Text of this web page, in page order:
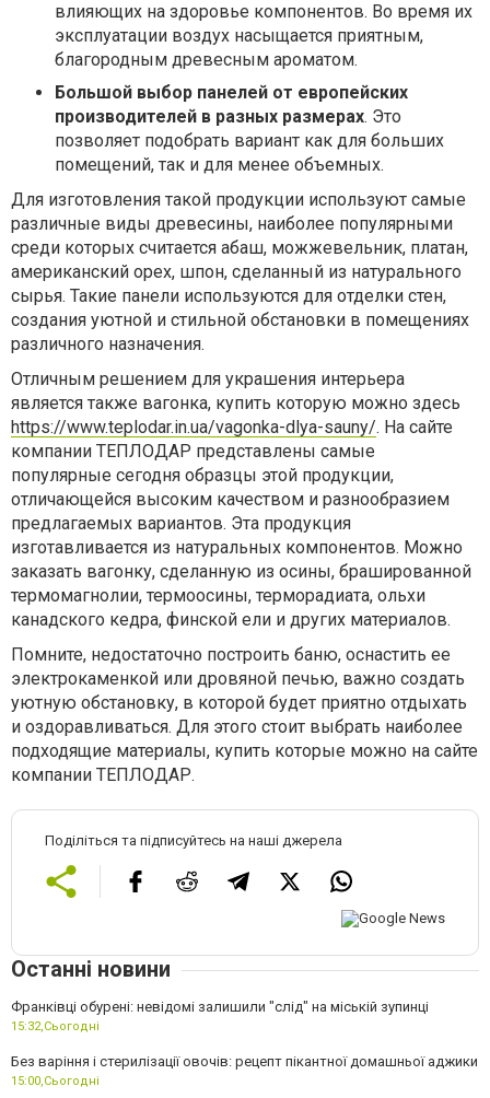
влияющих на здоровье компонентов. Во время их
эксплуатации воздух насыщается приятным,
благородным древесным ароматом.
Большой выбор панелей от европейских
производителей в разных размерах. Это
позволяет подобрать вариант как для больших
помещений, так и для менее объемных.
Для изготовления такой продукции используют самые
различные виды древесины, наиболее популярными
среди которых считается абаш, можжевельник, платан,
американский орех, шпон, сделанный из натурального
сырья. Такие панели используются для отделки стен,
создания уютной и стильной обстановки в помещениях
различного назначения.
Отличным решением для украшения интерьера
является также вагонка, купить которую можно здесь
https://www.teplodar.in.ua/vagonka-dlya-sauny/. На сайте
компании ТЕПЛОДАР представлены самые
популярные сегодня образцы этой продукции,
отличающейся высоким качеством и разнообразием
предлагаемых вариантов. Эта продукция
изготавливается из натуральных компонентов. Можно
заказать вагонку, сделанную из осины, брашированной
термомагнолии, термоосины, терморадиата, ольхи
канадского кедра, финской ели и других материалов.
Помните, недостаточно построить баню, оснастить ее
электрокаменкой или дровяной печью, важно создать
уютную обстановку, в которой будет приятно отдыхать
и оздоравливаться. Для этого стоит выбрать наиболее
подходящие материалы, купить которые можно на сайте
компании ТЕПЛОДАР.
Поділіться та підписуйтесь на наші джерела
Останні новини
Франківці обурені: невідомі залишили "слід" на міській зупинці
15:32,Сьогодні
Без варіння і стерилізації овочів: рецепт пікантної домашньої аджики
15:00,Сьогодні